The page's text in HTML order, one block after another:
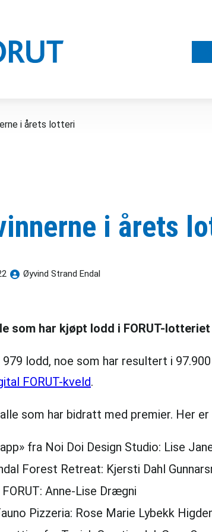
i årets lotteri
i årets
Øyvind Strand Endal
som har kjøpt lodd i FORUT-
lodd, noe som har resultert i
FORUT-kveld.
som har bidratt med premier. Her er
fra Noi Doi Design Studio: Lise
Forest Retreat: Kjersti Dahl
Anne-Lise Drægni
Pizzeria: Rose Marie Lybekk